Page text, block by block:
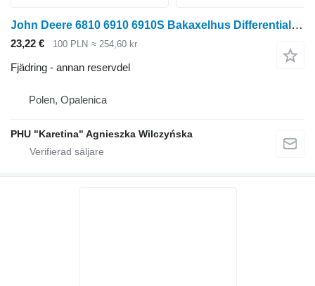
John Deere 6810 6910 6910S Bakaxelhus Differential RE62120 till John Deere
23,22 € 100 PLN ≈ 254,60 kr
Fjädring - annan reservdel
Polen, Opalenica
PHU "Karetina" Agnieszka Wilczyńska